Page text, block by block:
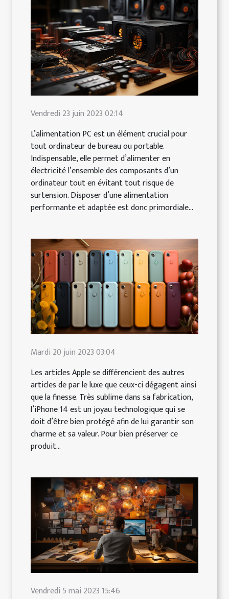
Vendredi 23 juin 2023 02:14
L’alimentation PC est un élément crucial pour
tout ordinateur de bureau ou portable.
Indispensable, elle permet d’alimenter en
électricité l’ensemble des composants d’un
ordinateur tout en évitant tout risque de
surtension. Disposer d’une alimentation
performante et adaptée est donc primordiale...
Mardi 20 juin 2023 03:04
Les articles Apple se différencient des autres
articles de par le luxe que ceux-ci dégagent ainsi
que la finesse. Très sublime dans sa fabrication,
l’iPhone 14 est un joyau technologique qui se
doit d’être bien protégé afin de lui garantir son
charme et sa valeur. Pour bien préserver ce
produit...
Vendredi 5 mai 2023 15:46